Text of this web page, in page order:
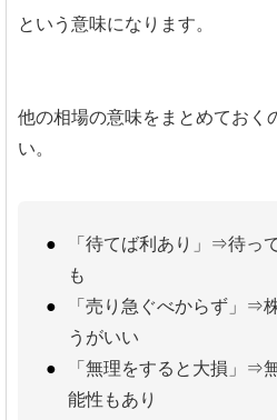
という意味になります。
他の相場の意味をまとめておく
い。
「待てば利あり」⇒待っ
も
「売り急ぐべからず」⇒
うがいい
「無理をすると大損」⇒
能性もあり